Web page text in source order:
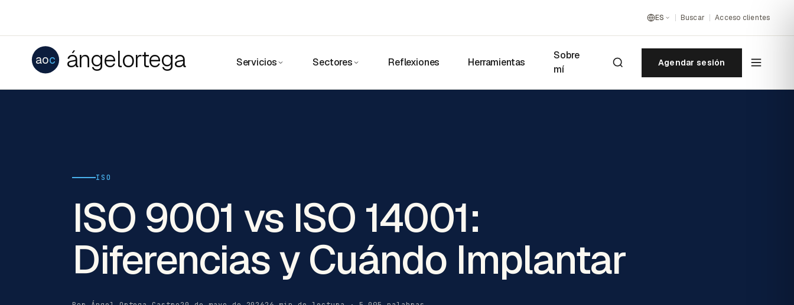
ES Buscar Acceso clientes
aoc ángelortega Servicios Sectores Reflexiones Herramientas
Sobre
mí
Agendar sesión
ISO
ISO 9001 vs ISO 14001:
Diferencias y Cuándo Implantar